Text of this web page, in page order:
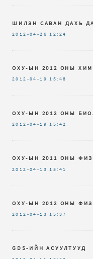
ШИЛЭН САВАН ДАХЬ
2012-04-26 12:24
ОХУ-ЫН 2012 ОНЫ
2012-04-19 15:48
ОХУ-ЫН 2012 ОНЫ
2012-04-19 15:42
ОХУ-ЫН 2011 ОНЫ
2012-04-13 15:41
ОХУ-ЫН 2012 ОНЫ
2012-04-13 15:37
GDS-ИЙН АСУУЛТУУД